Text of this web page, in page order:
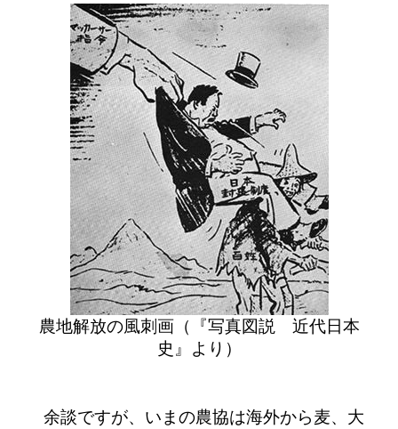
農地解放の風刺画（『写真図説 近代日本
史』より）
余談ですが、いまの農協は海外から麦、大